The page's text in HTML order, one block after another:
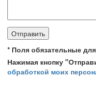
* Поля обязательные
Нажимая кнопку
обработкой моих